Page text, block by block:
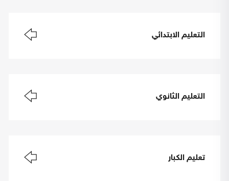
التعليم الابتدائي
التعليم الثانوي
تعليم الكبار